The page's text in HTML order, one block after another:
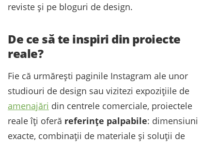
reviste și pe bloguri de design.
De ce să te inspiri din proiecte
reale?
Fie că urmărești paginile Instagram ale unor
studiouri de design sau vizitezi expozițiile de
amenajări din centrele comerciale, proiectele
reale îți oferă referințe palpabile: dimensiuni
exacte, combinații de materiale și soluții de